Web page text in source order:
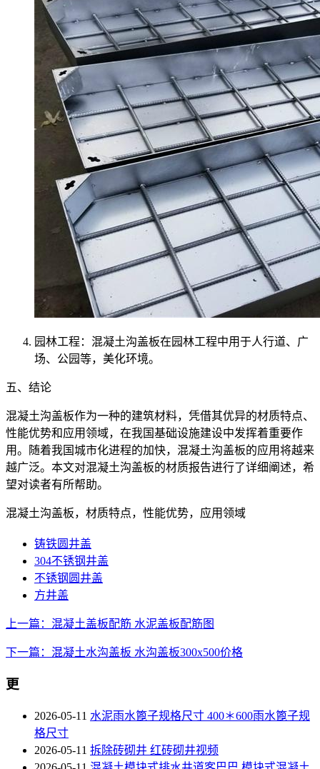
园林工程：混凝土沟盖板在园林工程中用于人行道、广
场、公园等，美化环境。
五、结论
混凝土沟盖板作为一种的建筑材料，凭借其优异的材质特点、
性能优势和应用领域，在我国基础设施建设中发挥着重要作
用。随着我国城市化进程的加快，混凝土沟盖板的应用将越来
越广泛。本文对混凝土沟盖板的材质报告进行了详细阐述，希
望对读者有所帮助。
混凝土沟盖板，材质特点，性能优势，应用领域
铸铁圆井盖
304不锈钢井盖
不锈钢圆井盖
方井盖
上一篇：混凝土盖板配筋 水泥盖板配筋图
下一篇：混凝土水沟盖板 水沟盖板300x500价格
更
2026-05-11 水泥雨水篦子规格尺寸 400＊600雨水篦子规
格尺寸
2026-05-11 拆除砖砌井 红砖砌井视频